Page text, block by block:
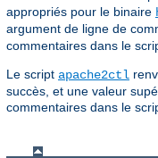
appropriés pour le binaire
argument de ligne de
commentaires dans le
Le script apache2ctl
succès, et une valeur
commentaires dans le